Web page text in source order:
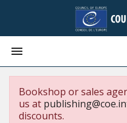

Bookshop or sales
us at
discounts.